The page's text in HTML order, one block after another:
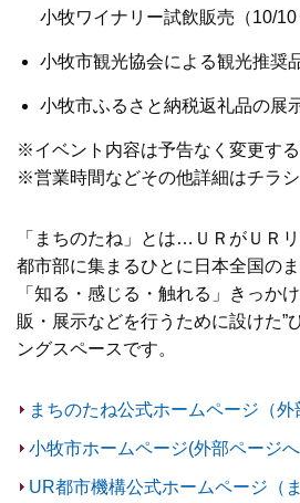
小牧ワイナリー試飲販売（10/10
小牧市観光協会による観光推奨
小牧市ふるさと納税返礼品の展
※イベント内容は予告なく変更す
※営業時間などその他詳細はチラ
「まちのたね」とは…ＵＲがＵＲ
都市部に集まるひとに日本全国の
「知る・感じる・触れる」きっか
販・展示などを行うために設けた”
ングスペースです。
まちのたね公式ホームページ（外
小牧市ホームページ(外部ページへ
UR都市機構公式ホームページ（